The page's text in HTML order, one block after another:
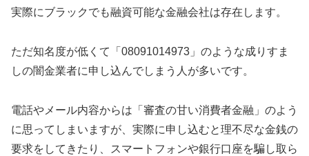
実際にブラックでも融資可能な金融会社は存在します。
ただ知名度が低くて「08091014973」のような成りすま
しの闇金業者に申し込んでしまう人が多いです。
電話やメール内容からは「審査の甘い消費者金融」のよう
に思ってしまいますが、実際に申し込むと理不尽な金銭の
要求をしてきたり、スマートフォンや銀行口座を騙し取ら